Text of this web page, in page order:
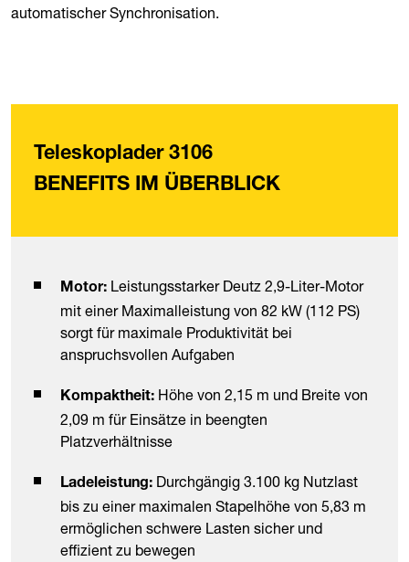
automatischer Synchronisation.
Teleskoplader 3106
BENEFITS IM ÜBERBLICK
Motor: Leistungsstarker Deutz 2,9-Liter-Motor
mit einer Maximalleistung von 82 kW (112 PS)
sorgt für maximale Produktivität bei
anspruchsvollen Aufgaben
Kompaktheit: Höhe von 2,15 m und Breite von
2,09 m für Einsätze in beengten
Platzverhältnisse
Ladeleistung: Durchgängig 3.100 kg Nutzlast
bis zu einer maximalen Stapelhöhe von 5,83 m
ermöglichen schwere Lasten sicher und
effizient zu bewegen